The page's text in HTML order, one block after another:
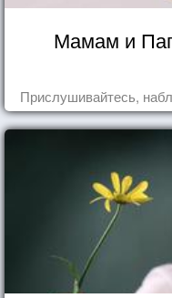
Мамам и
Прислушивайтесь,